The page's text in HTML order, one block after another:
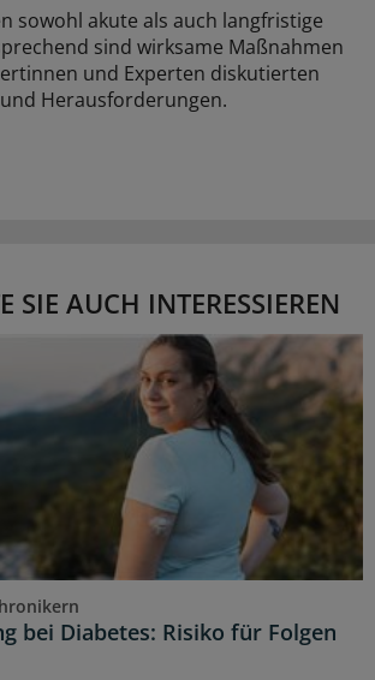
sowohl akute als auch langfristige
sind wirksame Maßnahmen
und Experten diskutierten
Herausforderungen.
SIE AUCH INTERESSIEREN
bei Diabetes: Risiko für Folgen